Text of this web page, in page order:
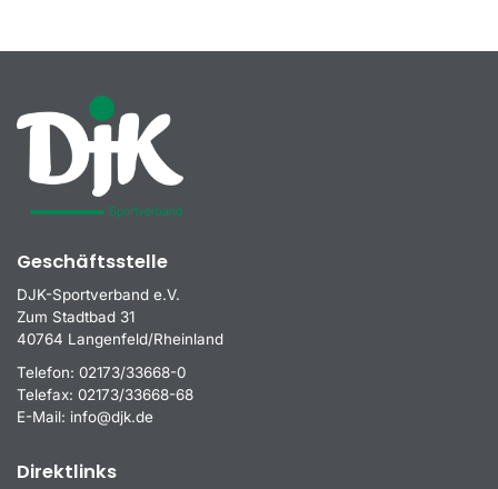
Geschäftsstelle
DJK-Sportverband e.V.
Zum Stadtbad 31
40764 Langenfeld/Rheinland
Telefon: 02173/33668-0
Telefax: 02173/33668-68
E-Mail: info@djk.de
Direktlinks